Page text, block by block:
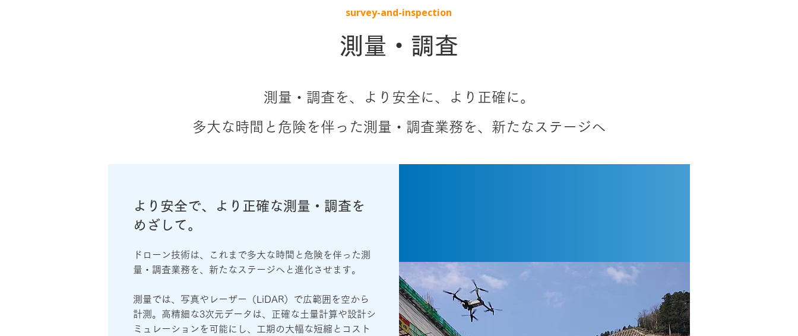
survey-and-inspection
測量・調査
測量・調査を、より安全に、より正確に。
多大な時間と危険を伴った測量・調査業務を、新たなステージへ
より安全で、より正確な測量・調査を
めざして。
ドローン技術は、これまで多大な時間と危険を伴った測
量・調査業務を、新たなステージへと進化させます。
測量では、写真やレーザー（LiDAR）で広範囲を空から
計測。高精細な3次元データは、正確な土量計算や設計シ
ミュレーションを可能にし、工期の大幅な短縮とコスト